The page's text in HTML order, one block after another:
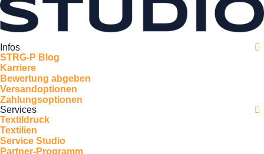
Infos
STRG-P Blog
Karriere
Bewertung abgeben
Versandoptionen
Zahlungsoptionen
Services
Textildruck
Textilien
Service Studio
Partner-Programm